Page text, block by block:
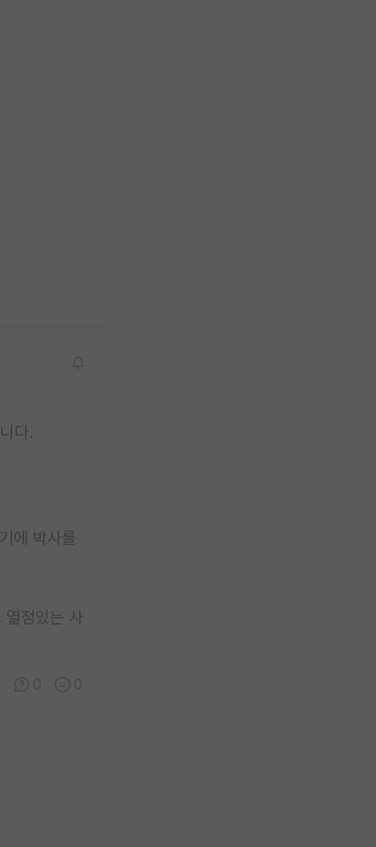
다.
에 박사를
열정있는 사